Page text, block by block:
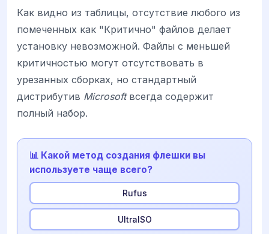
Как видно из таблицы, отсутствие любого из
помеченных как "Критично" файлов делает
установку невозможной. Файлы с меньшей
критичностью могут отсутствовать в
урезанных сборках, но стандартный
дистрибутив Microsoftвсегда содержит
полный набор.
📊 Какой метод создания флешки вы
используете чаще всего?
Rufus
UltraISO